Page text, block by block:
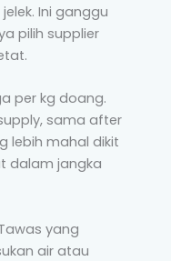
Ini ganggu
pilih supplier
per kg doang.
sama after
lebih mahal dikit
dalam jangka
yang
air atau